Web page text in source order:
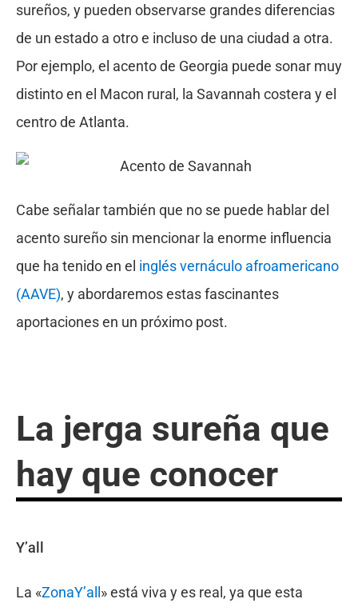
sureños, y pueden observarse grandes diferencias
de un estado a otro e incluso de una ciudad a otra.
Por ejemplo, el acento de Georgia puede sonar muy
distinto en el Macon rural, la Savannah costera y el
centro de Atlanta.
Cabe señalar también que no se puede hablar del
acento sureño sin mencionar la enorme influencia
que ha tenido en el inglés vernáculo afroamericano
(AAVE), y abordaremos estas fascinantes
aportaciones en un próximo post.
La jerga sureña que
hay que conocer
Y’all
La «ZonaY’all» está viva y es real, ya que esta